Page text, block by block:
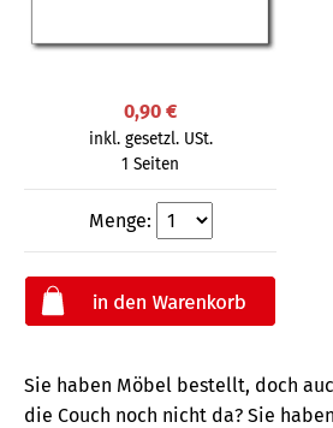
0,90 €
inkl. gesetzl. USt.
1 Seiten
Menge:
Sie haben Möbel bestellt, doch
die Couch noch nicht da? Sie